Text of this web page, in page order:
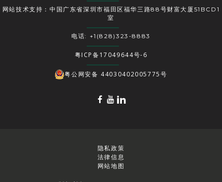
网站技术支持：中国广东省深圳市福田区福华三路88号财富大厦51BCD1
室
电话: +1(828)323-8883
粤ICP备17049644号-6
粤公网安备 44030402005775号
隐私政策
法律信息
网站地图